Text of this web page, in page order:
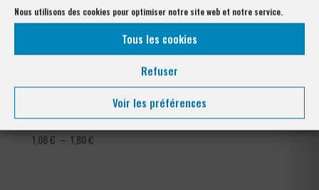
Nous utilisons des cookies pour optimiser notre site web et notre service.
Tous les cookies
Refuser
Voir les préférences
Tendeur Plastifié
1,08€ – 1,80€Plage
Grillage Bordure Parisienne